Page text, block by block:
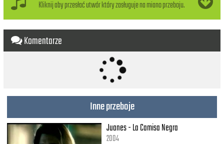
Baby that's your heart (3x)
Darling leave a light on for me
I'll be there before you close the door
To give you all the love that you need
I'll be there before you close the door
To give you all the love that you need
Kliknij aby przesłać utwór który zasługuje na miano przeboju.
Komentarze
Inne przeboje
Juanes - La Camisa Negra
2004